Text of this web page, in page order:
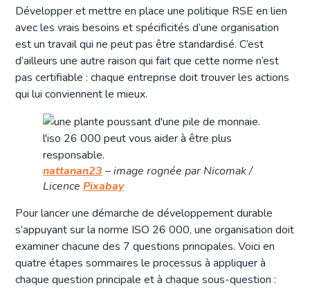
Développer et mettre en place une politique RSE en lien
avec les vrais besoins et spécificités d’une organisation
est un travail qui ne peut pas être standardisé. C’est
d’ailleurs une autre raison qui fait que cette norme n’est
pas certifiable : chaque entreprise doit trouver les actions
qui lui conviennent le mieux.
nattanan23 – image rognée par Nicomak /
LicencePixabay
Pour lancer une démarche de développement durable
s’appuyant sur la norme ISO 26 000, une organisation doit
examiner chacune des 7 questions principales. Voici en
quatre étapes sommaires le processus à appliquer à
chaque question principale et à chaque sous-question :